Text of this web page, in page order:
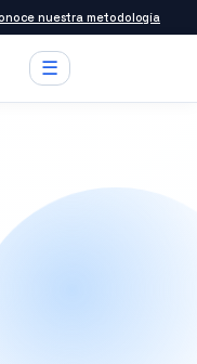
nuestra metodología
☰